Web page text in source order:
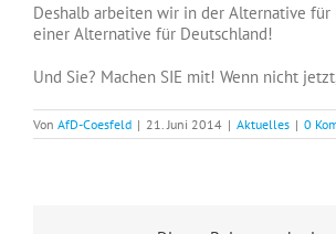
Deshalb arbeiten wir in der Alternative für
einer Alternative für Deutschland!
Und Sie? Machen SIE mit! Wenn nicht
Von AfD-Coesfeld | 21. Juni 2014 | Aktuelles | 0